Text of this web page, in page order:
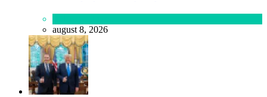
august 8, 2026